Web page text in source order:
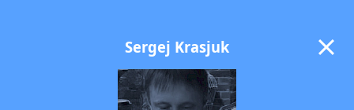
Sergej Krasjuk